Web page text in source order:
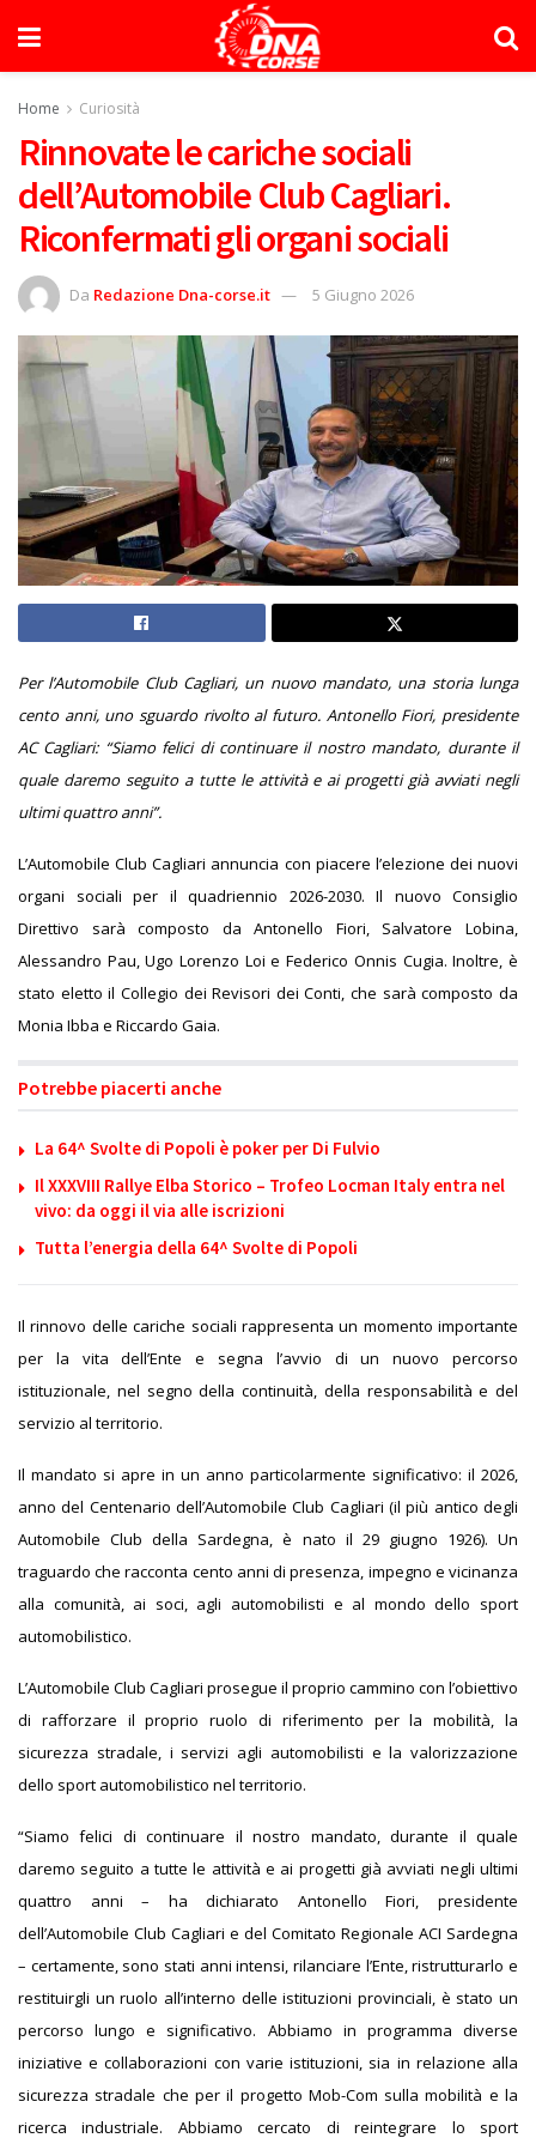
Home Curiosità
Rinnovate le cariche sociali
dell’Automobile Club Cagliari.
Riconfermati gli organi sociali
Da Redazione Dna-corse.it 5 Giugno 2026
Per l’Automobile Club Cagliari, un nuovo mandato, una storia lunga
cento anni, uno sguardo rivolto al futuro. Antonello Fiori, presidente
AC Cagliari: “Siamo felici di continuare il nostro mandato, durante il
quale daremo seguito a tutte le attività e ai progetti già avviati negli
ultimi quattro anni”.
L’Automobile Club Cagliari annuncia con piacere l’elezione dei nuovi
organi sociali per il quadriennio 2026-2030. Il nuovo Consiglio
Direttivo sarà composto daAntonello Fiori, Salvatore Lobina,
Alessandro Pau, Ugo Lorenzo Loi e Federico Onnis Cugia. Inoltre, è
stato eletto il Collegio dei Revisori dei Conti, che sarà composto da
Monia Ibba e Riccardo Gaia.
Potrebbe piacerti anche
La 64^ Svolte di Popoli è poker per Di Fulvio
Il XXXVIII Rallye Elba Storico – Trofeo Locman Italy entra nel
vivo: da oggi il via alle iscrizioni
Tutta l’energia della 64^ Svolte di Popoli
Il rinnovo delle cariche sociali rappresenta un momento importante
per la vita dell’Ente e segna l’avvio di un nuovo percorso
istituzionale, nel segno della continuità, della responsabilità e del
servizio al territorio.
Il mandato si apre in un anno particolarmente significativo: il 2026,
anno del Centenario dell’Automobile Club Cagliari (il più antico degli
Automobile Club della Sardegna, è nato il 29 giugno 1926). Un
traguardo che racconta cento anni di presenza, impegno e vicinanza
alla comunità, ai soci, agli automobilisti e al mondo dello sport
automobilistico.
L’Automobile Club Cagliari prosegue il proprio cammino con l’obiettivo
di rafforzare il proprio ruolo di riferimento per la mobilità, la
sicurezza stradale, i servizi agli automobilisti e la valorizzazione
dello sport automobilistico nel territorio.
“Siamo felici di continuare il nostro mandato, durante il quale
daremo seguito a tutte le attività e ai progetti già avviati negli ultimi
quattro anni – ha dichiarato Antonello Fiori, presidente
dell’Automobile Club Cagliari e del Comitato Regionale ACI Sardegna
– certamente, sono stati anni intensi, rilanciare l’Ente, ristrutturarlo e
restituirgli un ruolo all’interno delle istituzioni provinciali, è stato un
percorso lungo e significativo. Abbiamo in programma diverse
iniziative e collaborazioni con varie istituzioni, sia in relazione alla
sicurezza stradale che per il progetto Mob-Com sulla mobilità e la
ricerca industriale. Abbiamo cercato di reintegrare lo sport